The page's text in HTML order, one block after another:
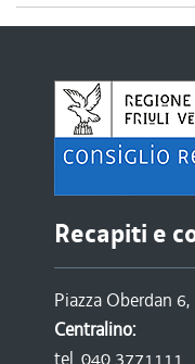
Recapiti e
Piazza Oberdan 6,
Centralino:
tel. 040 3771111